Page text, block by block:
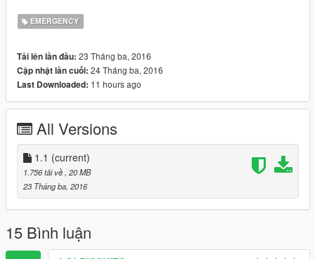
La mia livrea del corpo forestale dello stato
Installazione
x64e\levels\gta5\vehicles.rpf\
sostituire pranger (tutti i file)
- - - La macchina appare con i vetri oscurati e bisogna schiarirli
- - - (si può fare con qualsiasi trainer)
Ringraziamenti:
BritishGamer88, Luke Brazier,ChrisTuffur
EMERGENCY
Tải lên lần đầu: 23 Tháng ba, 2016
Cập nhật lần cuối: 24 Tháng ba, 2016
Last Downloaded: 11 hours ago
All Versions
1.1 (current)
1.756 tải về , 20 MB
23 Tháng ba, 2016
15 Bình luận